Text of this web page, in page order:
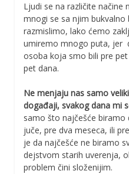
Ljudi se na različite načine
mnogi se sa njim bukvalno
razmislimo, lako ćemo
umiremo mnogo puta, jer
osoba koja smo bili pre
pet dana.
Ne menjaju nas samo
događaji, svakog dana mi
samo što najčešće
juče, pre dva meseca, ili
je da najčešće ne biramo
dejstvom starih uverenja,
problem čini složenijim.